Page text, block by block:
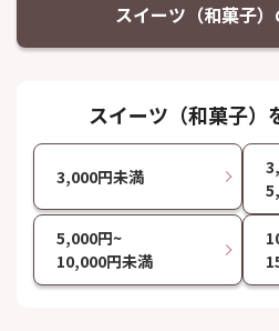
スイーツ（和菓子
スイーツ（和菓子）
3,000円未満
5,000円~
10,000円未満